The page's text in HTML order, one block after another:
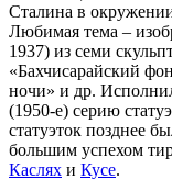
Сталина в
Любимая тема –
1937) из семи
«Бахчисарайский
ночи» и др.
(1950-е) серию
статуэток позднее
большим успехом
Каслях и Кусе.